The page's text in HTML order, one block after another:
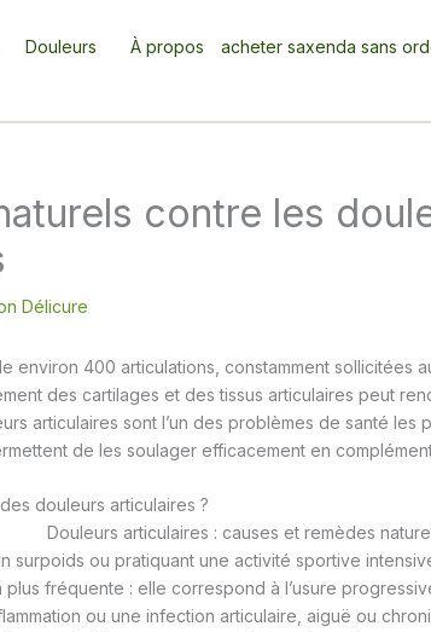
Douleurs À propos acheter saxenda sans
contre les
Délicure
environ 400 articulations, constamment sollicitées
des cartilages et des tissus articulaires peut
articulaires sont l’un des problèmes de santé les
de les soulager efficacement en complément
douleurs articulaires ?
surpoids ou pratiquant une activité sportive
plus fréquente : elle correspond à l’usure
ou une infection articulaire, aiguë ou